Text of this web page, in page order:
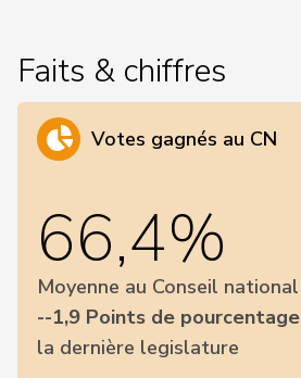
Faits & chiffres
Votes gagnés au CN
66,4%
Moyenne au Conseil national
--1,9 Points de pourcentage
la dernière legislature